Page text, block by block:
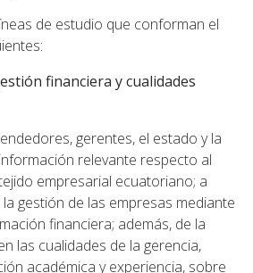
de estudio que conforman el
financiera y cualidades
gerentes, el estado y la
relevante respecto al
empresarial ecuatoriano; a
gestión de las empresas mediante
financiera; además, de la
las cualidades de la gerencia,
académica y experiencia, sobre